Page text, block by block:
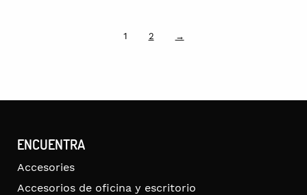
1 2 →
ENCUENTRA
Accesories
Accesorios de oficina y escritorio